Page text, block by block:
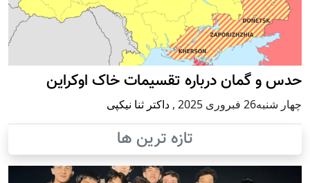
گمان درباره تقسیمات خاک اوکراین
2025
, داکتر ثنا نیکپی
تازه ترین ها